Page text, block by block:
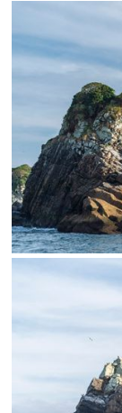
Limite de
Status